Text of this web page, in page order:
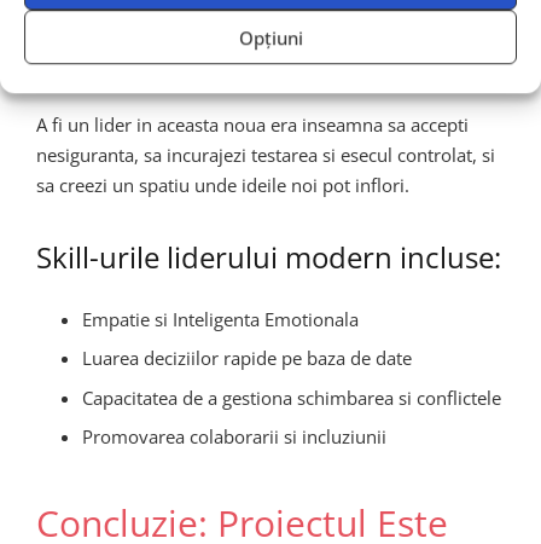
Opțiuni
livrabile, ci ghideaza echipe diverse, gestioneaza
stakeholderi complecsi si catalizeaza impact real in
A fi un lider in aceasta noua era inseamna sa accepti
nesiguranta, sa incurajezi testarea si esecul controlat, si
sa creezi un spatiu unde ideile noi pot inflori.
Skill-urile liderului modern incluse:
Empatie si Inteligenta Emotionala
Luarea deciziilor rapide pe baza de date
Capacitatea de a gestiona schimbarea si conflictele
Promovarea colaborarii si incluziunii
Concluzie: Proiectul Este